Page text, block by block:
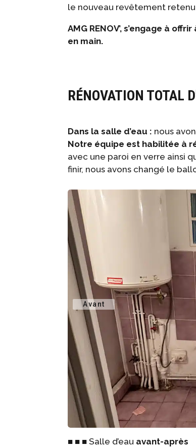
le nouveau revêtement
AMG RENOV’, s’engage à
en main.
RÉNOVATION TOTAL
Dans la salle d’eau : nous
Notre équipe est habilitée à
avec une paroi en verre ainsi
finir, nous avons changé le
■ ■ ■ Salle d’eau avant-après